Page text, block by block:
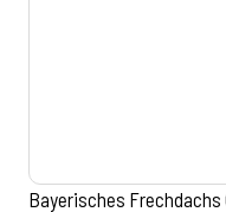
Bayerisches Frechdachs